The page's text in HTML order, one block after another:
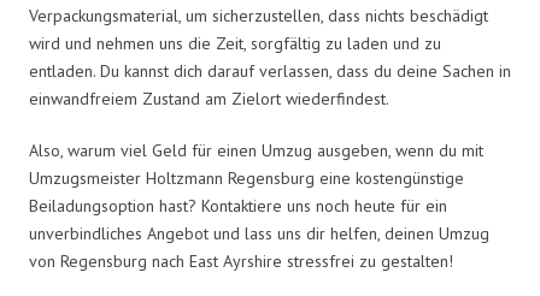
Verpackungsmaterial, um sicherzustellen, dass nichts beschädigt
wird und nehmen uns die Zeit, sorgfältig zu laden und zu
entladen. Du kannst dich darauf verlassen, dass du deine Sachen in
einwandfreiem Zustand am Zielort wiederfindest.
Also, warum viel Geld für einen Umzug ausgeben, wenn du mit
Umzugsmeister Holtzmann Regensburg eine kostengünstige
Beiladungsoption hast? Kontaktiere uns noch heute für ein
unverbindliches Angebot und lass uns dir helfen, deinen Umzug
von Regensburg nach East Ayrshire stressfrei zu gestalten!